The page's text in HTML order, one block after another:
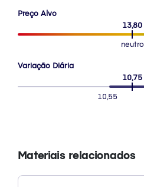
Preço Alvo
13,80
neutro
Variação Diária
10,75
10,55
Materiais relacionados